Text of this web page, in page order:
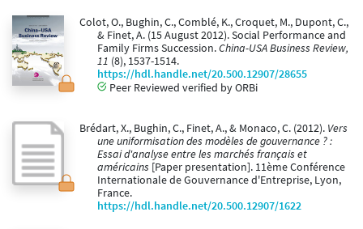
Colot, O., Bughin, C., Comblé, K., Croquet, M., Dupont, C.,
& Finet, A. (15 August 2012). Social Performance and
Family Firms Succession.China-USA Business Review,
11 (8), 1537-1514.
https://hdl.handle.net/20.500.12907/28655
Peer Reviewed verified by ORBi
Brédart, X., Bughin, C., Finet, A., & Monaco, C. (2012). Vers
une uniformisation des modèles de gouvernance ? :
Essai d'analyse entre les marchés français et
américains [Paper presentation]. 11ème Conférence
Internationale de Gouvernance d'Entreprise, Lyon,
France.
https://hdl.handle.net/20.500.12907/1622